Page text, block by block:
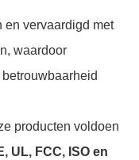
en vervaardigd met
waardoor
producten voldoen
UL, FCC, ISO en